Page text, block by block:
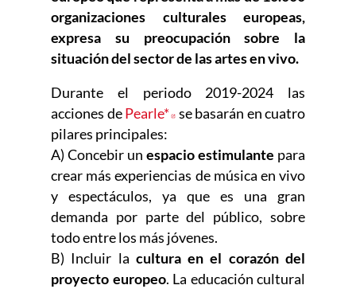
organizaciones culturales europeas,
expresa su preocupación sobre la
situación del sector de las artes en vivo.
Durante el periodo 2019-2024 las
acciones dePearle* Abre en nueva ventana
se basarán en cuatro
pilares principales:
A) Concebir un espacio estimulante para
crear más experiencias de música en vivo
y espectáculos, ya que es una gran
demanda por parte del público, sobre
todo entre los más jóvenes.
B) Incluir la cultura en el corazón del
proyecto europeo. La educación cultural